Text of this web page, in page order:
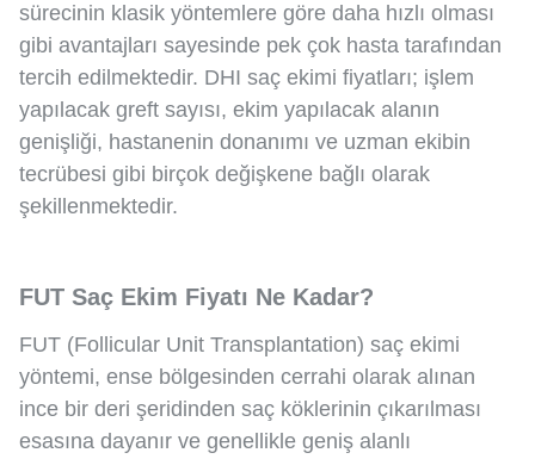
sürecinin klasik yöntemlere göre daha hızlı olması
gibi avantajları sayesinde pek çok hasta tarafından
tercih edilmektedir. DHI saç ekimi fiyatları; işlem
yapılacak greft sayısı, ekim yapılacak alanın
genişliği, hastanenin donanımı ve uzman ekibin
tecrübesi gibi birçok değişkene bağlı olarak
şekillenmektedir.
FUT Saç Ekim Fiyatı Ne Kadar?
FUT (Follicular Unit Transplantation) saç ekimi
yöntemi, ense bölgesinden cerrahi olarak alınan
ince bir deri şeridinden saç köklerinin çıkarılması
esasına dayanır ve genellikle geniş alanlı